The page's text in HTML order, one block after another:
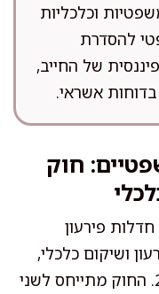
וכלכליות
להסדרת
של החייב,
בדוחות אשראי.
חוק
פירעון
ושיקום כלכלי,
אשר נכנס לתוקפו בספטמבר 2019. החוק מתייחס לשני